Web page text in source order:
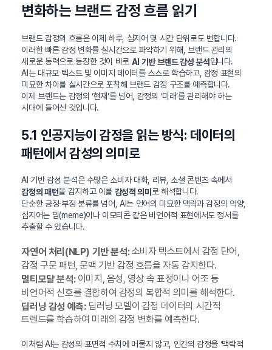
변화하는 브랜드 감정 흐름 읽기
브랜드 감정의 흐름은 이제 하루, 심지어 몇 시간 단위로도 변합니다.
이러한 빠른 감정 변화를 실시간으로 파악하기 위해, 브랜드 관리의
새로운 동력으로 등장한 것이 바로 AI 기반 브랜드 감성 분석입니다.
AI는 대규모 텍스트 및 이미지 데이터를 스스로 학습하고, 감정 표현의
미묘한 차이를 실시간으로 포착해 브랜드 감정 구조를 예측합니다.
이제 브랜드는 감정의 ‘현재’를 넘어, 감정의 ‘미래’를 관리해야 하는
시대에 들어선 것입니다.
5.1 인공지능이 감정을 읽는 방식: 데이터의
패턴에서 감성의 의미로
AI 기반 감성 분석은 수많은 소비자 대화, 리뷰, 소셜 콘텐츠 속에서
감정의 패턴을 감지하고 이를 감성적 의미 로 해석합니다.
단순한 긍정·부정 분류를 넘어, AI는 언어의 미묘한 맥락과 감정의 억양,
심지어는 밈(meme)이나 이모티콘 같은 비언어적 표현에서도 정서를
추출할 수 있습니다.
자연어 처리(NLP) 기반 분석:소비자 텍스트에서 감정 단어,
감정 구문 패턴, 문맥 기반 감정 흐름을 자동 감지한다.
멀티모달 분석:이미지, 음성, 영상 속 표정이나 어조 등
비언어적 신호를 결합하여 감정의 복합적 의미를 해석한다.
딥러닝 감성 예측:딥러닝 모델이 감정 데이터의 시간적
트렌드를 학습하여 미래의 감정 변화를 예측한다.
이처럼 AI는 감성의 표면적 수치에 머물지 않고, 인간의 감정을 ‘맥락적